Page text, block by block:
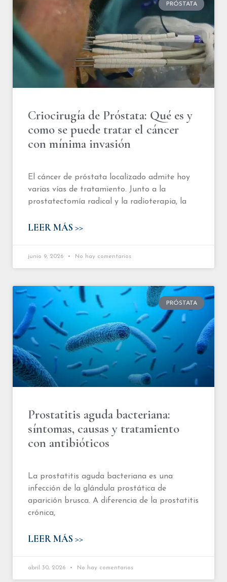
PRÓSTATA
Criocirugía de Próstata: Qué es y
como se puede tratar el cáncer
con mínima invasión
El cáncer de próstata localizado admite hoy
varias vías de tratamiento. Junto a la
prostatectomía radical y la radioterapia, la
LEER MÁS >>
junio 9, 2026 No hay comentarios
PRÓSTATA
Prostatitis aguda bacteriana:
síntomas, causas y tratamiento
con antibióticos
La prostatitis aguda bacteriana es una
infección de la glándula prostática de
aparición brusca. A diferencia de la prostatitis
crónica,
LEER MÁS >>
abril 30, 2026 No hay comentarios